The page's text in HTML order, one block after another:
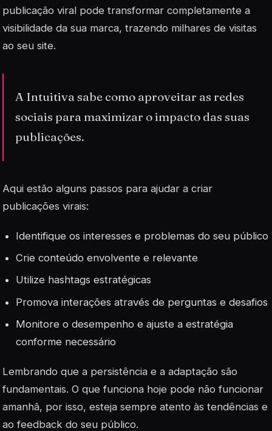
publicação viral pode transformar completamente a
visibilidade da sua marca, trazendo milhares de visitas
ao seu site.
A Intuitiva sabe como aproveitar as redes
sociais para maximizar o impacto das suas
publicações.
Aqui estão alguns passos para ajudar a criar
publicações virais:
Identifique os interesses e problemas do seu público
Crie conteúdo envolvente e relevante
Utilize hashtags estratégicas
Promova interações através de perguntas e desafios
Monitore o desempenho e ajuste a estratégia
conforme necessário
Lembrando que a persistência e a adaptação são
fundamentais. O que funciona hoje pode não funcionar
amanhã, por isso, esteja sempre atento às tendências e
ao feedback do seu público.